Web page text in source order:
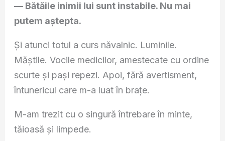
— Bătăile inimii lui sunt instabile. Nu mai
putem aștepta.
Și atunci totul a curs năvalnic. Luminile.
Măștile. Vocile medicilor, amestecate cu ordine
scurte și pași repezi. Apoi, fără avertisment,
întunericul care m-a luat în brațe.
M-am trezit cu o singură întrebare în minte,
tăioasă și limpede.